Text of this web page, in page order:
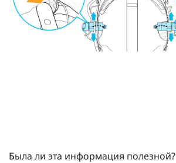
Была ли эта информация полезной?